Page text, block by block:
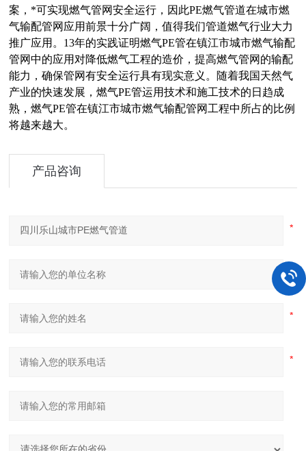
案，*可实现燃气管网安全运行，因此PE燃气管道在城市燃
气输配管网应用前景十分广阔，值得我们管道燃气行业大力
推广应用。13年的实践证明燃气PE管在镇江市城市燃气输配
管网中的应用对降低燃气工程的造价，提高燃气管网的输配
能力，确保管网有安全运行具有现实意义。随着我国天然气
产业的快速发展，燃气PE管运用技术和施工技术的日趋成
熟，燃气PE管在镇江市城市燃气输配管网工程中所占的比例
将越来越大。
产品咨询